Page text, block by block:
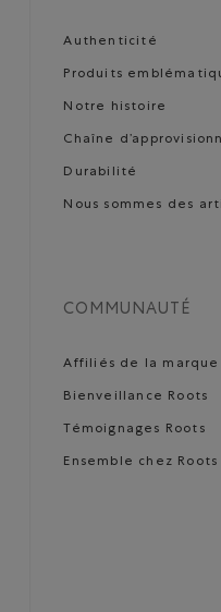
Authenticité
Produits
Notre histoire
Chaîne
Durabilité
Nous sommes des
COMMUNAUTÉ
Affiliés de la marque
Bienveillance Roots
Témoignages Roots
Ensemble chez Roots